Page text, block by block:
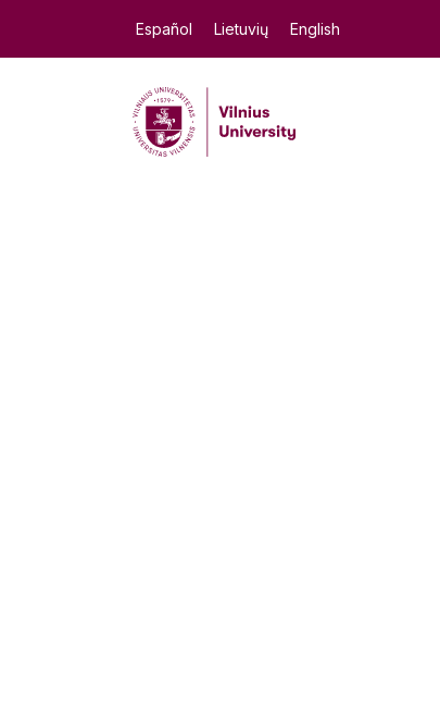
Español Lietuvių English